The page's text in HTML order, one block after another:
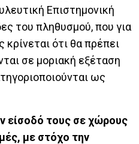
Επιστημονική
του πληθυσμού, που για
ότι θα πρέπει
σε μοριακή εξέταση
ως
είσοδό τους σε χώρους
με στόχο την